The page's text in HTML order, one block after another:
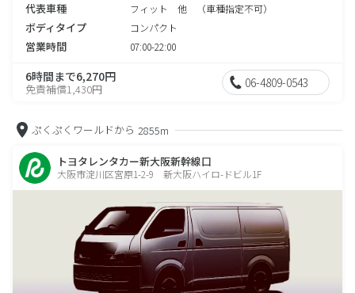
代表車種 フィット 他 （車種指定不可）
ボディタイプ コンパクト
営業時間 07:00-22:00
6時間まで6,270円
免責補償1,430円 06-4809-0543
ぷくぷくワールドから 2855m
トヨタレンタカー新大阪新幹線口
大阪市淀川区宮原1-2-9 新大阪ハイロ-ドビル1F